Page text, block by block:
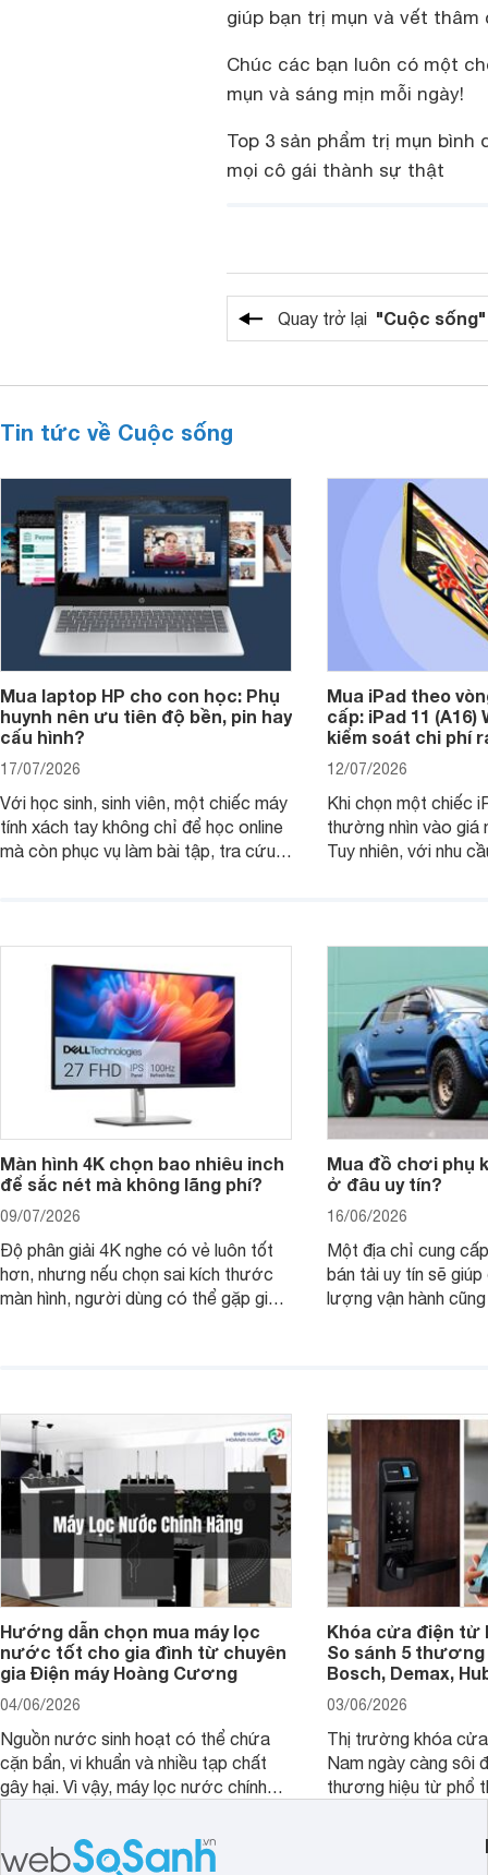
giúp bạn trị mụn và vết
Chúc các bạn luôn có một
mụn và sáng mịn mỗi ngày!
Top 3 sản phẩm trị mụn
mọi cô gái thành sự thật
Quay trở lại "Cuộc sống"
Tin tức về Cuộc sống
Mua laptop HP cho con học: Phụ
huynh nên ưu tiên độ bền, pin hay
cấu hình?
17/07/2026
Với học sinh, sinh viên, một chiếc máy
tính xách tay không chỉ để học online
mà còn phục vụ làm bài tập, tra cứu,
thay vì chỉ so sánh cấu hình trên giấy.
Mua iPad theo
cấp: iPad 11 (A16)
kiểm soát chi phí
12/07/2026
Khi chọn một chiếc
thường nhìn vào
Tuy nhiên, với nhu
không, dùng được
Màn hình 4K chọn bao nhiêu inch
để sắc nét mà không lãng phí?
09/07/2026
Độ phân giải 4K nghe có vẻ luôn tốt
hơn, nhưng nếu chọn sai kích thước
màn hình, người dùng có thể gặp giao
Mua đồ chơi phụ
ở đâu uy tín?
16/06/2026
Một địa chỉ cung
bán tải uy tín sẽ
lượng vận hành
Hướng dẫn chọn mua máy lọc
nước tốt cho gia đình từ chuyên
gia Điện máy Hoàng Cương
04/06/2026
Nguồn nước sinh hoạt có thể chứa
cặn bẩn, vi khuẩn và nhiều tạp chất
gây hại. Vì vậy, máy lọc nước chính
sức khỏe và đảm bảo nguồn nước
sạch cho cả gia đình.
Khóa cửa điện tử
So sánh 5 thương
Bosch, Demax,
03/06/2026
Thị trường khóa
Nam ngày càng sôi
thương hiệu từ phổ
cửa điện tử hãng
sẽ so sánh 5